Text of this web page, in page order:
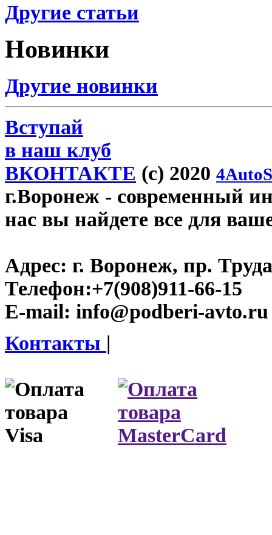
Другие статьи
Новинки
Другие новинки
Вступай
в наш клуб
ВКОНТАКТЕ (c) 2020
г.Воронеж - современный
нас вы найдете все для
Адрес: г. Воронеж, пр.
Телефон:+7(908)911-66-15
E-mail: info@podberi-avto.ru
Контакты |